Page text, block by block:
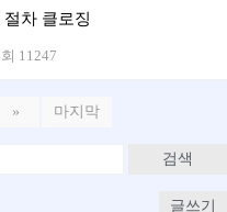
차 클로징
11247
» 마지막
검색
글쓰기